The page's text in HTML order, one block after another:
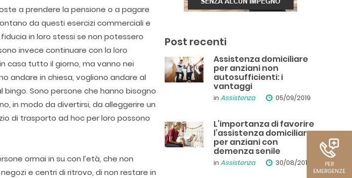
PER
EMERGENZE
a prendere la pensione o a pagare
da questi esercizi commerciali e
in loro stessi se non potessero
invece continuare con la loro
casa tutto il giorno, ma vanno nei
andare in chiesa, vogliono andare al
Sono persone che hanno bisogno
in modo da divertirsi, da alleggerire un
di trasporto ad hoc per loro possono
ormai in su con l’età, che non
e centri di ritrovo, di non restare in
Post recenti
Assistenza domiciliare
per anziani non
autosufficienti: i
vantaggi
in Assistenza 05/09/2019
L’importanza di favorire
l’assistenza domiciliare
per anziani con
demenza senile
in Assistenza 30/08/2019